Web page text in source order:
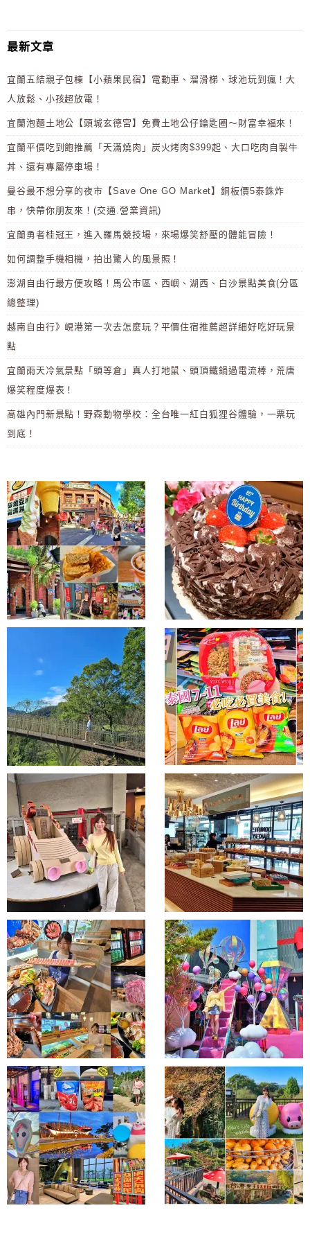
最新文章
宜蘭五結親子包棟【小蘋果民宿】電動車、溜滑梯、球池玩到瘋！大
人放鬆、小孩超放電！
宜蘭泡麵土地公【頭城玄德宮】免費土地公仔鑰匙圈～財富幸福來！
宜蘭平價吃到飽推薦「天滿燒肉」炭火烤肉$399起、大口吃肉自製牛
丼、還有專屬停車場！
曼谷最不想分享的夜市【Save One GO Market】銅板價5泰銖炸
串，快帶你朋友來！(交通.營業資訊)
宜蘭勇者桂冠王，進入羅馬競技場，來場爆笑舒壓的體能冒險！
如何調整手機相機，拍出驚人的風景照！
澎湖自由行最方便攻略！馬公市區、西嶼、湖西、白沙景點美食(分區
總整理)
越南自由行》峴港第一次去怎麼玩？平價住宿推薦超詳細好吃好玩景
點
宜蘭雨天冷氣景點「頭等倉」真人打地鼠、頭頂鐵鍋過電流棒，荒唐
爆笑程度爆表！
高雄內門新景點！野森動物學校：全台唯一紅白狐狸谷體驗，一票玩
到底！